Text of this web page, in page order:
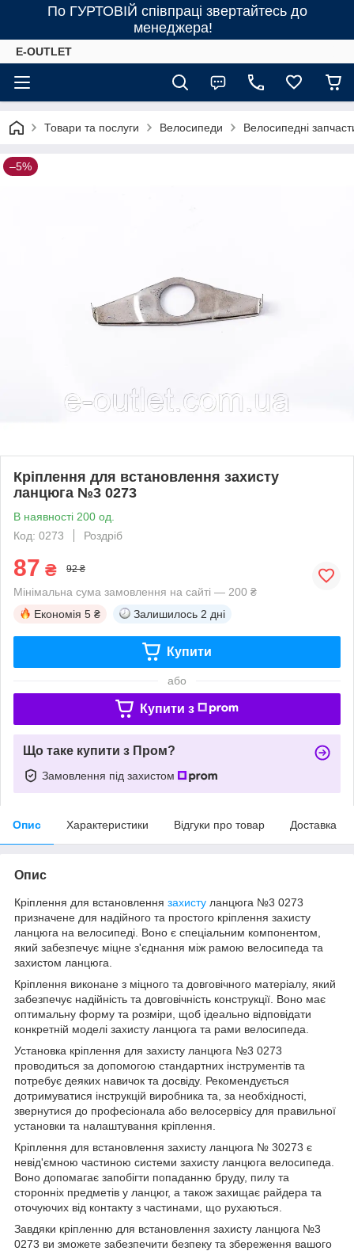
По ГУРТОВІЙ співпраці звертайтесь до
менеджера!
E-OUTLET
Товари та послуги Велосипеди Велосипедні
–5%
Кріплення для встановлення захисту
ланцюга №3 0273
В наявності 200 од.
Код: 0273
Роздріб
87 ₴ 92 ₴
Мінімальна сума замовлення на сайті — 200 ₴
Економія 5 ₴ Залишилось 2 дні
Купити
або
Купити з
Що таке купити з Пром?
Замовлення під захистом
Опис Характеристики Відгуки про товар Доставка
Опис
Кріплення для встановлення захисту ланцюга №3 0273
призначене для надійного та простого кріплення захисту
ланцюга на велосипеді. Воно є спеціальним компонентом,
який забезпечує міцне з'єднання між рамою велосипеда та
захистом ланцюга.
Кріплення виконане з міцного та довговічного матеріалу, який
забезпечує надійність та довговічність конструкції. Воно має
оптимальну форму та розміри, щоб ідеально відповідати
конкретній моделі захисту ланцюга та рами велосипеда.
Установка кріплення для захисту ланцюга №3 0273
проводиться за допомогою стандартних інструментів та
потребує деяких навичок та досвіду. Рекомендується
дотримуватися інструкцій виробника та, за необхідності,
звернутися до професіонала або велосервісу для правильної
установки та налаштування кріплення.
Кріплення для встановлення захисту ланцюга № 30273 є
невід'ємною частиною системи захисту ланцюга велосипеда.
Воно допомагає запобігти попаданню бруду, пилу та
сторонніх предметів у ланцюг, а також захищає райдера та
оточуючих від контакту з частинами, що рухаються.
Завдяки кріпленню для встановлення захисту ланцюга №3
0273 ви зможете забезпечити безпеку та збереження вашого